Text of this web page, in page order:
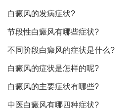
白癜风的发病症状?
节段性白癜风有哪些症状?
不同阶段白癜风的症状是什么?
白癜风的症状是怎样的呢?
白癜风的主要症状有哪些?
中医白癜风有哪四种症状?